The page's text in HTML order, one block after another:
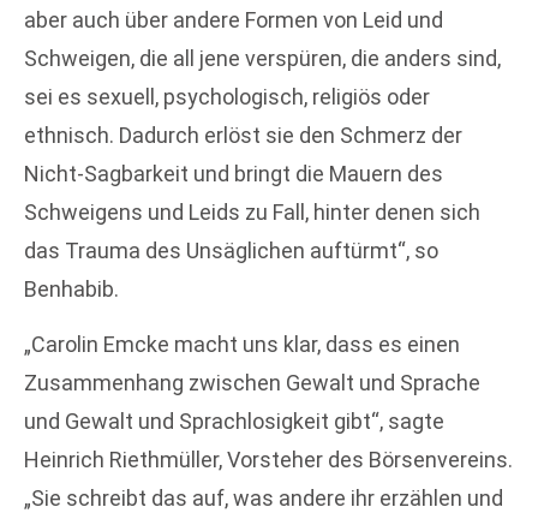
aber auch über andere Formen von Leid und
Schweigen, die all jene verspüren, die anders sind,
sei es sexuell, psychologisch, religiös oder
ethnisch. Dadurch erlöst sie den Schmerz der
Nicht-Sagbarkeit und bringt die Mauern des
Schweigens und Leids zu Fall, hinter denen sich
das Trauma des Unsäglichen auftürmt“, so
Benhabib.
„Carolin Emcke macht uns klar, dass es einen
Zusammenhang zwischen Gewalt und Sprache
und Gewalt und Sprachlosigkeit gibt“, sagte
Heinrich Riethmüller, Vorsteher des Börsenvereins.
„Sie schreibt das auf, was andere ihr erzählen und